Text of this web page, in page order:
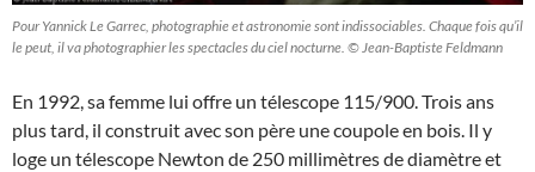
Pour Yannick Le Garrec, photographie et astronomie sont indissociables. Chaque fois qu’il
le peut, il va photographier les spectacles du ciel nocturne. © Jean-Baptiste Feldmann
En 1992, sa femme lui offre un télescope 115/900. Trois ans
plus tard, il construit avec son père une coupole en bois. Il y
loge un télescope Newton de 250 millimètres de diamètre et